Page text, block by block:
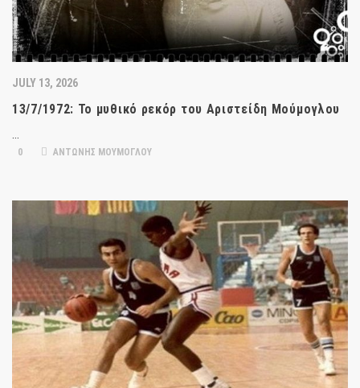
JULY 13, 2026
13/7/1972: Το μυθικό ρεκόρ του Αριστείδη Μούμογλου
…
0 ΑΝΤΩΝΗΣ ΜΟΥΜΟΓΛΟΥ